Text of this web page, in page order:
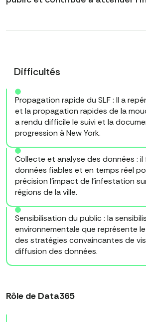
Difficultés
Propagation rapide du SLF : Il a
et la propagation rapides de la
a rendu difficile le suivi et la
progression à New York.
Collecte et analyse des données :
données fiables et en temps réel
précision l'impact de l'infestation
régions de la ville.
Sensibilisation du public : la
environnementale que représente
des stratégies convaincantes de
diffusion des données.
Rôle de Data365